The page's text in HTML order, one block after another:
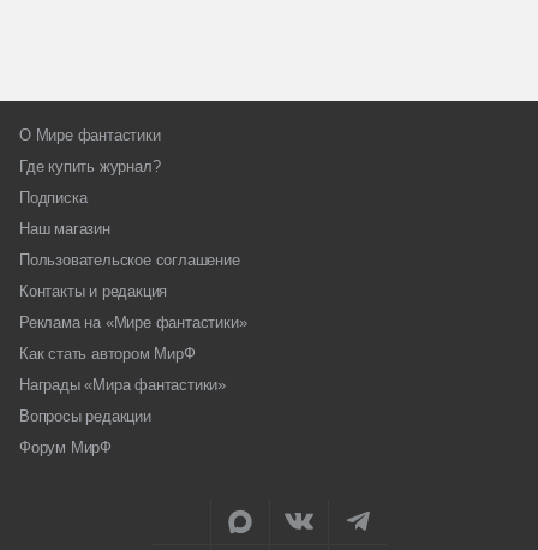
О Мире фантастики
Где купить журнал?
Подписка
Наш магазин
Пользовательское соглашение
Контакты и редакция
Реклама на «Мире фантастики»
Как стать автором МирФ
Награды «Мира фантастики»
Вопросы редакции
Форум МирФ